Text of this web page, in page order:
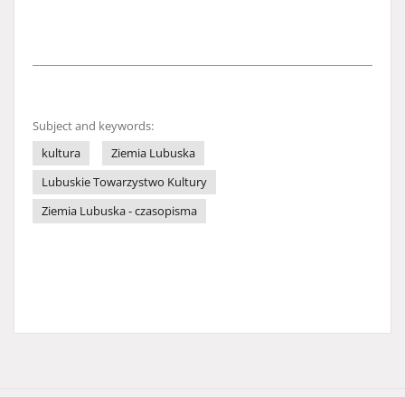
Subject and keywords:
kultura
Ziemia Lubuska
Lubuskie Towarzystwo Kultury
Ziemia Lubuska - czasopisma